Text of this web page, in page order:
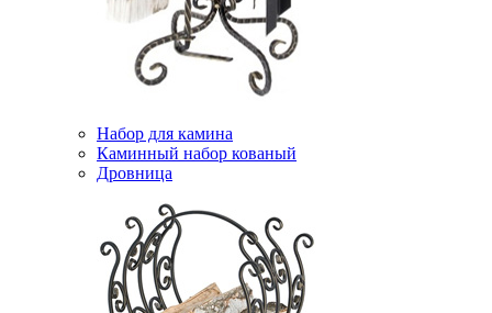
Набор для камина
Каминный набор кованый
Дровница